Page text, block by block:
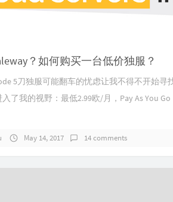
？如何购买一台低价独服？
5刀独服可能翻车的忧虑让我不得不开始寻
入了我的视野：最低2.99欧/月，Pay As You
May 14, 2017 14 comments